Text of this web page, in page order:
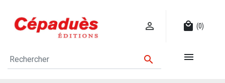
 local_mall (0)
 